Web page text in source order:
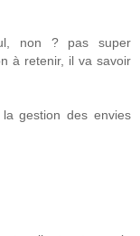
non ? pas super
à retenir, il va savoir
gestion des envies